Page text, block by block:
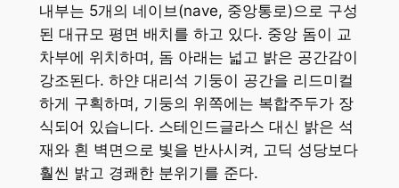
내부는 5개의 네이브(nave, 중앙통로)으로 구성
된 대규모 평면 배치를 하고 있다. 중앙 돔이 교
차부에 위치하며, 돔 아래는 넓고 밝은 공간감이
강조된다. 하얀 대리석 기둥이 공간을 리드미컬
하게 구획하며, 기둥의 위쪽에는 복합주두가 장
식되어 있습니다. 스테인드글라스 대신 밝은 석
재와 흰 벽면으로 빛을 반사시켜, 고딕 성당보다
훨씬 밝고 경쾌한 분위기를 준다.